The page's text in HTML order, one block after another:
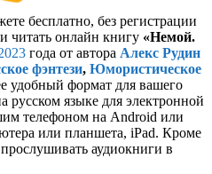
бесплатно, без регистрации
читать онлайн книгу «Немой.
года от автора Алекс Рудин
фэнтези, Юмористическое
удобный формат для вашего
русском языке для электронной
телефоном на Android или
или планшета, iPad. Кроме
аудиокниги в